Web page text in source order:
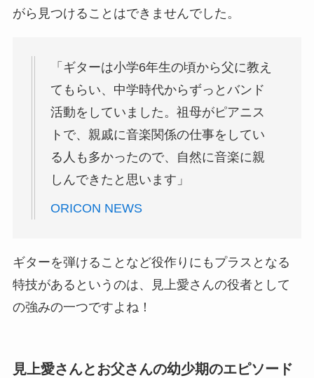
がら見つけることはできませんでした。
「ギターは小学6年生の頃から父に教え
てもらい、中学時代からずっとバンド
活動をしていました。祖母がピアニス
トで、親戚に音楽関係の仕事をしてい
る人も多かったので、自然に音楽に親
しんできたと思います」
ORICON NEWS
ギターを弾けることなど役作りにもプラスとなる
特技があるというのは、見上愛さんの役者として
の強みの一つですよね！
見上愛さんとお父さんの幼少期のエピソード